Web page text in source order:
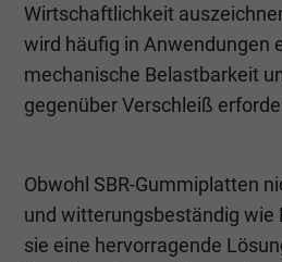
Wirtschaftlichkeit
wird häufig in Anwendungen
mechanische Belastbarkeit
gegenüber Verschleiß
Obwohl SBR-Gummiplatten
und witterungsbeständig wie
sie eine hervorragende